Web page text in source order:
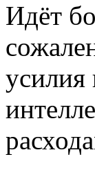
Идёт